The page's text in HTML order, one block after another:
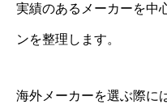
実績のあるメーカーを中
ンを整理します。
海外メーカーを選ぶ際に